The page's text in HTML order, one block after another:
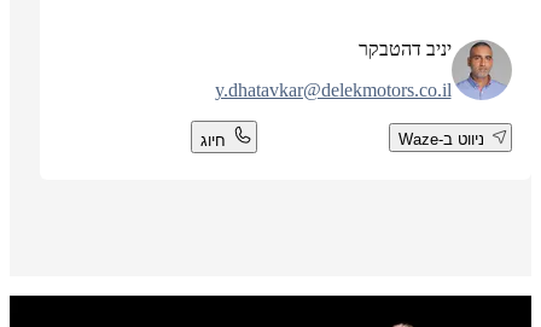
יניב דהטבקר
y.dhatavkar@delekmotors.co.il
ניווט ב-Waze חיוג